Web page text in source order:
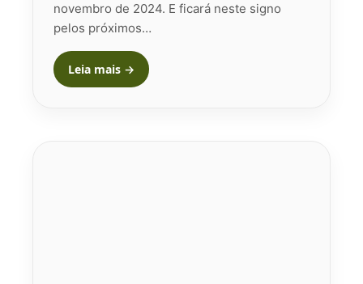
novembro de 2024. E ficará neste signo
pelos próximos…
Leia mais →